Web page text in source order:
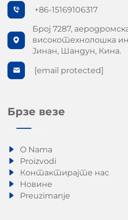
+86-15169106317
Број 7287,
високотехнолошка
Јинан, Шандун, Кина.
[email protected]
Брзе везе
O Nama
Proizvodi
Контактирајте нас
Новине
Preuzimanje